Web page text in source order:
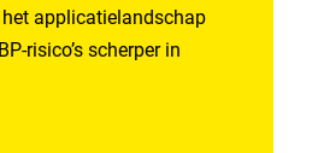
applicatielandschap
risico’s scherper in